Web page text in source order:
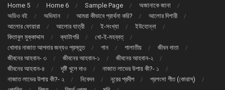
Home 5
Home 6 Sample Page
অজানাকে জানা
অডিও বই
অভিযান আমরা কীভাবে প্রার্থনা করি?
আলোর দিশারী
আলোর ফোয়ারা
আলোর যাত্রী ই-সংখ্যা
ইউহোন্না
কিতাবুল মুক্কাদ্দাস
ক্যাটাগরি
খো-ই-মহব্বত্
খোদার নাজাত আপনার জন্যও প্রস্তুত
গান গালাতীয়
জীবন দাতা
জীবনের আহবান- ৩
জীবনের আহবান-১
জীবনের আহবান-২
জীবনের আহবান-৪
দৃষ্টি খুলে দাও
নাজাত লাভের উপায় কী?- ১
নাজাত লাভের উপায় কী?- ২
নিবেদন নূরের প্রদীপ
প্রশংসা গীত (কোরাস্)